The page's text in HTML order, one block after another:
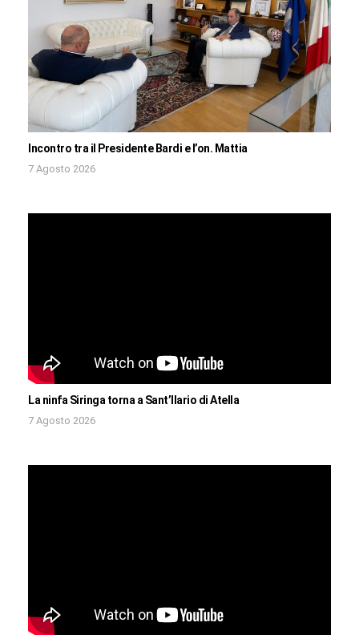
Incontro tra il Presidente Bardi e l’on. Mattia
7 Agosto 2026
La ninfa Siringa torna a Sant’Ilario di Atella
7 Agosto 2026